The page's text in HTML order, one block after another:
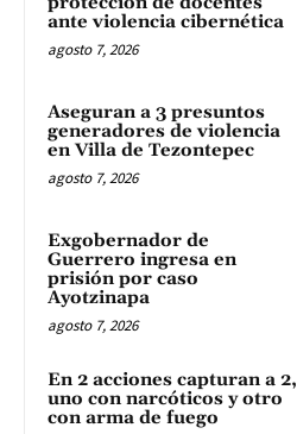
ante violencia cibernética
agosto 7, 2026
Aseguran a 3 presuntos
generadores de violencia
en Villa de Tezontepec
agosto 7, 2026
Exgobernador de
Guerrero ingresa en
prisión por caso
Ayotzinapa
agosto 7, 2026
En 2 acciones capturan a 2,
uno con narcóticos y otro
con arma de fuego